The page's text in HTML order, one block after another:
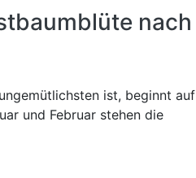
nach
ist, beginnt auf
und Februar stehen die